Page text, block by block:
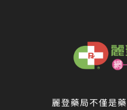
麗登藥局不僅是